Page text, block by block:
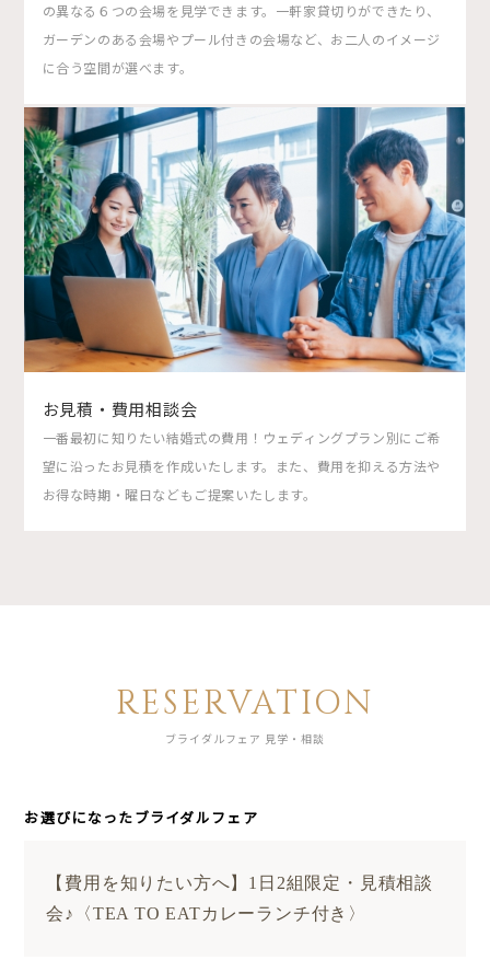
の異なる６つの会場を見学できます。一軒家貸切りができたり、
ガーデンのある会場やプール付きの会場など、お二人のイメージ
に合う空間が選べます。
お見積・費用相談会
一番最初に知りたい結婚式の費用！ウェディングプラン別にご希
望に沿ったお見積を作成いたします。また、費用を抑える方法や
お得な時期・曜日などもご提案いたします。
RESERVATION
ブライダルフェア 見学・相談
お選びになったブライダルフェア
【費用を知りたい方へ】1日2組限定・見積相談
会♪〈TEA TO EATカレーランチ付き〉